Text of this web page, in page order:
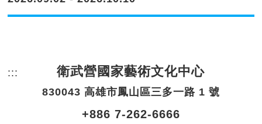
::: 頁尾網站資訊。
衛武營國家藝術文化中心
830043 高雄市鳳山區三多一路 1 號
+886 7-262-6666